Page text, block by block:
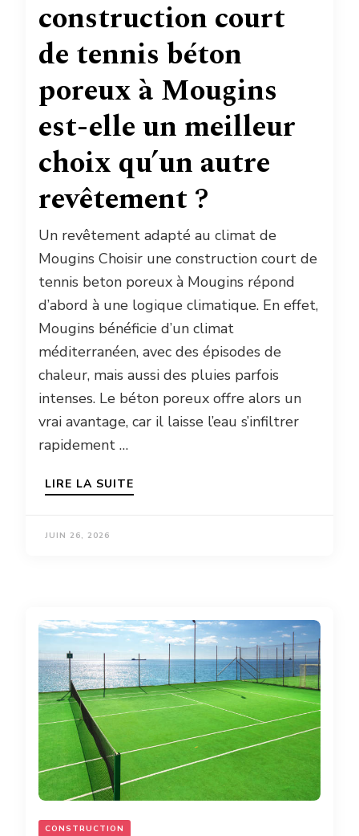
construction court
de tennis béton
poreux à Mougins
est-elle un meilleur
choix qu’un autre
revêtement ?
Un revêtement adapté au climat de
Mougins Choisir une construction court de
tennis beton poreux à Mougins répond
d’abord à une logique climatique. En effet,
Mougins bénéficie d’un climat
méditerranéen, avec des épisodes de
chaleur, mais aussi des pluies parfois
intenses. Le béton poreux offre alors un
vrai avantage, car il laisse l’eau s’infiltrer
rapidement …
LIRE LA SUITE
JUIN 26, 2026
CONSTRUCTION